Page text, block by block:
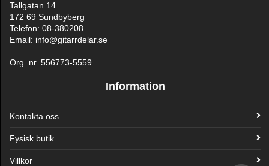
Tallgatan 14
172 69 Sundbyberg
Telefon: 08-380208
Email: info@gitarrdelar.se
Org. nr. 556773-5559
Information
Kontakta oss
Fysisk butik
Villkor